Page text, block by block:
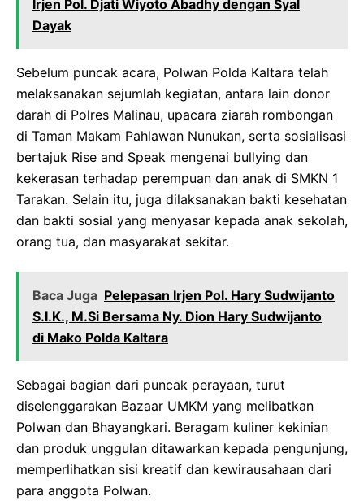
Irjen Pol. Djati Wiyoto Abadhy dengan Syal
Dayak
Sebelum puncak acara, Polwan Polda Kaltara telah
melaksanakan sejumlah kegiatan, antara lain donor
darah di Polres Malinau, upacara ziarah rombongan
di Taman Makam Pahlawan Nunukan, serta sosialisasi
bertajuk Rise and Speak mengenai bullying dan
kekerasan terhadap perempuan dan anak di SMKN 1
Tarakan. Selain itu, juga dilaksanakan bakti kesehatan
dan bakti sosial yang menyasar kepada anak sekolah,
orang tua, dan masyarakat sekitar.
Baca Juga Pelepasan Irjen Pol. Hary Sudwijanto
S.I.K., M.Si Bersama Ny. Dion Hary Sudwijanto
di Mako Polda Kaltara
Sebagai bagian dari puncak perayaan, turut
diselenggarakan Bazaar UMKM yang melibatkan
Polwan dan Bhayangkari. Beragam kuliner kekinian
dan produk unggulan ditawarkan kepada pengunjung,
memperlihatkan sisi kreatif dan kewirausahaan dari
para anggota Polwan.